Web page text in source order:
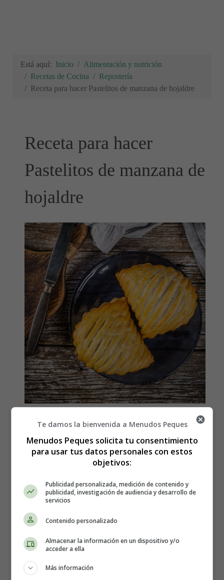
Está aquí: Inicio
Alimentación y nutrición
Recetas de Cocina
Repostería
Receta para hacer Pastelitos de manzana de hojaldre
Receta para hacer
Pastelitos de manzana de
hojaldre
Cómo hacer Pastelitos de
manzana de hojaldre -
Recetas Caseras
Los ingredientes que necesitas son:
1
hojaldre(rectangular)
Zumo de 1/2 limón
Te damos la bienvenida a Menudos Peques
Menudos Peques solicita tu consentimiento
para usar tus datos personales con estos
objetivos:
Publicidad personalizada, medición de contenido y
publicidad, investigación de audiencia y desarrollo de
servicios
Contenido personalizado
Almacenar la información en un dispositivo y/o
acceder a ella
Más información